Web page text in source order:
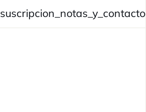
suscripcion_notas_y_contacto